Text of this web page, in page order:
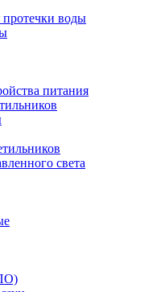
протечки воды
питания
света